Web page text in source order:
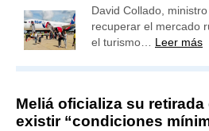
David Collado,
recuperar el mercado
el turismo… Leer más
Meliá oficializa su retirada
existir “condiciones